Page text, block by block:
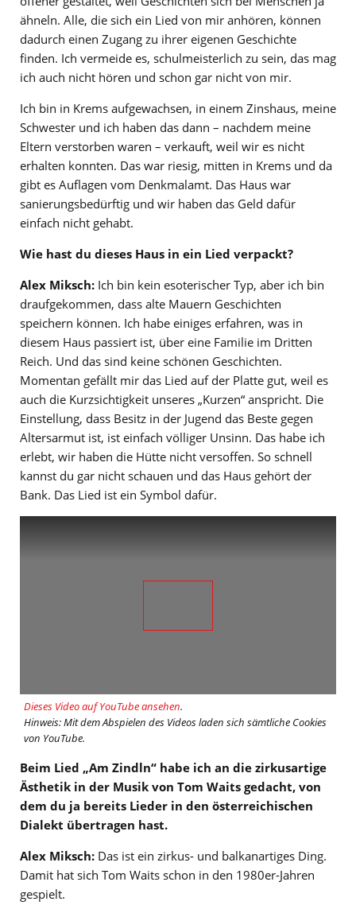
ähneln. Alle, die sich ein Lied von mir anhören, können
dadurch einen Zugang zu ihrer eigenen Geschichte
finden. Ich vermeide es, schulmeisterlich zu sein, das mag
ich auch nicht hören und schon gar nicht von mir.
Ich bin in Krems aufgewachsen, in einem Zinshaus, meine
Schwester und ich haben das dann – nachdem meine
Eltern verstorben waren – verkauft, weil wir es nicht
erhalten konnten. Das war riesig, mitten in Krems und da
gibt es Auflagen vom Denkmalamt. Das Haus war
sanierungsbedürftig und wir haben das Geld dafür
einfach nicht gehabt.
Wie hast du dieses Haus in ein Lied verpackt?
Alex Miksch: Ich bin kein esoterischer Typ, aber ich bin
draufgekommen, dass alte Mauern Geschichten
speichern können. Ich habe einiges erfahren, was in
diesem Haus passiert ist, über eine Familie im Dritten
Reich. Und das sind keine schönen Geschichten.
Momentan gefällt mir das Lied auf der Platte gut, weil es
auch die Kurzsichtigkeit unseres „Kurzen“ anspricht. Die
Einstellung, dass Besitz in der Jugend das Beste gegen
Altersarmut ist, ist einfach völliger Unsinn. Das habe ich
erlebt, wir haben die Hütte nicht versoffen. So schnell
kannst du gar nicht schauen und das Haus gehört der
Bank. Das Lied ist ein Symbol dafür.
Dieses Video auf YouTube ansehen.
Hinweis: Mit dem Abspielen des Videos laden sich sämtliche Cookies
von YouTube.
Beim Lied „Am Zindln“ habe ich an die zirkusartige
Ästhetik in der Musik von Tom Waits gedacht, von
dem du ja bereits Lieder in den österreichischen
Dialekt übertragen hast.
Alex Miksch: Das ist ein zirkus- und balkanartiges Ding.
Damit hat sich Tom Waits schon in den 1980er-Jahren
gespielt.